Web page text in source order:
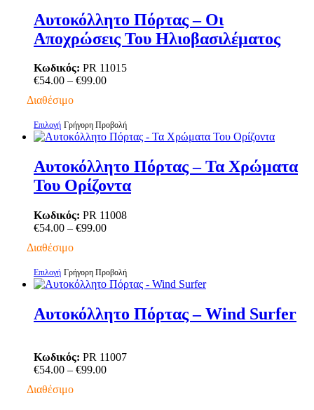
πολλαπλές
παραλλαγές.
Οι
μπορούν
να
στη
του
προϊόντος
Αυτοκόλλητο Πόρτας – Οι
Αποχρώσεις Του Ηλιοβασιλέματος
Κωδικός: PR 11015
€54.00 – €99.00Price
€99.00
Διαθέσιμο
Επιλογή Αυτό
το
έχει
πολλαπλές
παραλλαγές.
επιλογές
μπορούν
επιλεγούν
σελίδα
του
Γρήγορη Προβολή
Αυτοκόλλητο Πόρτας – Τα Χρώματα
Του Ορίζοντα
Κωδικός: PR 11008
€54.00 – €99.00Price
€99.00
Διαθέσιμο
Επιλογή Αυτό
το
πολλαπλές
επιλογές
μπορούν
επιλεγούν
Γρήγορη Προβολή
Αυτοκόλλητο Πόρτας – Wind Surfer
Κωδικός: PR 11007
€54.00 – €99.00Price
Διαθέσιμο